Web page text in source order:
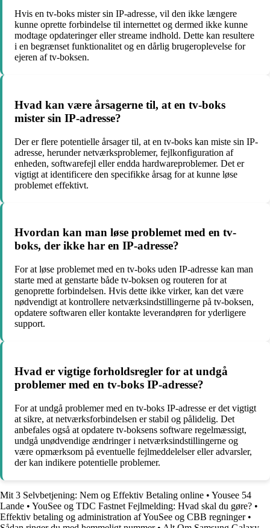
Hvis en tv-boks mister sin IP-adresse, vil den ikke længere
kunne oprette forbindelse til internettet og dermed ikke kunne
modtage opdateringer eller streame indhold. Dette kan resultere
i en begrænset funktionalitet og en dårlig brugeroplevelse for
ejeren af tv-boksen.
Hvad kan være årsagerne til, at en tv-boks
mister sin IP-adresse?
Der er flere potentielle årsager til, at en tv-boks kan miste sin IP-
adresse, herunder netværksproblemer, fejlkonfiguration af
enheden, softwarefejl eller endda hardwareproblemer. Det er
vigtigt at identificere den specifikke årsag for at kunne løse
problemet effektivt.
Hvordan kan man løse problemet med en tv-
boks, der ikke har en IP-adresse?
For at løse problemet med en tv-boks uden IP-adresse kan man
starte med at genstarte både tv-boksen og routeren for at
genoprette forbindelsen. Hvis dette ikke virker, kan det være
nødvendigt at kontrollere netværksindstillingerne på tv-boksen,
opdatere softwaren eller kontakte leverandøren for yderligere
support.
Hvad er vigtige forholdsregler for at undgå
problemer med en tv-boks IP-adresse?
For at undgå problemer med en tv-boks IP-adresse er det vigtigt
at sikre, at netværksforbindelsen er stabil og pålidelig. Det
anbefales også at opdatere tv-boksens software regelmæssigt,
undgå unødvendige ændringer i netværksindstillingerne og
være opmærksom på eventuelle fejlmeddelelser eller advarsler,
der kan indikere potentielle problemer.
Mit 3 Selvbetjening: Nem og Effektiv Betaling online • Yousee 54
Lande • YouSee og TDC Fastnet Fejlmelding: Hvad skal du gøre? •
Effektiv betaling og administration af YouSee og CBB regninger•